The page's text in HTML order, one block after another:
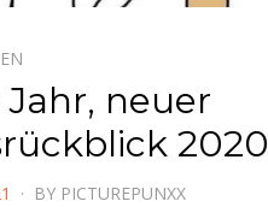
Jahr, neuer
2020
BY PICTUREPUNXX